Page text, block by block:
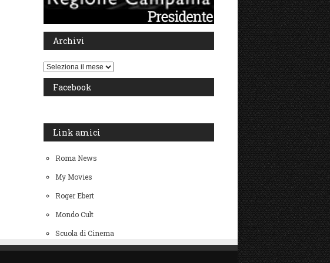
Archivi
Archivi
Facebook
Link amici
Roma News
My Movies
Roger Ebert
Mondo Cult
Scuola di Cinema